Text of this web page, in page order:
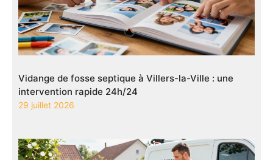
Vidange de fosse septique à Villers-la-Ville : une
intervention rapide 24h/24
29 juillet 2026